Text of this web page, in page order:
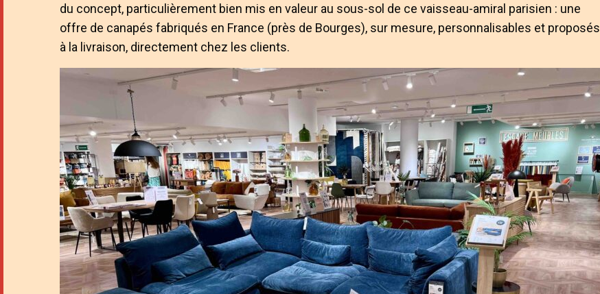
du concept, particulièrement bien mis en valeur au sous-sol de ce vaisseau-amiral parisien : une
offre de canapés fabriqués en France (près de Bourges), sur mesure, personnalisables et proposés
à la livraison, directement chez les clients.